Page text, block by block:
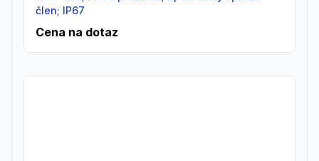
člen; IP67
Cena na dotaz